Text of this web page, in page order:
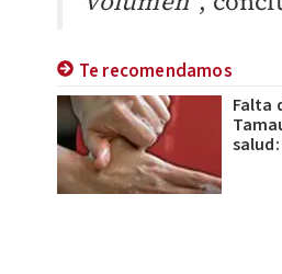
Te recomendamos
Falta